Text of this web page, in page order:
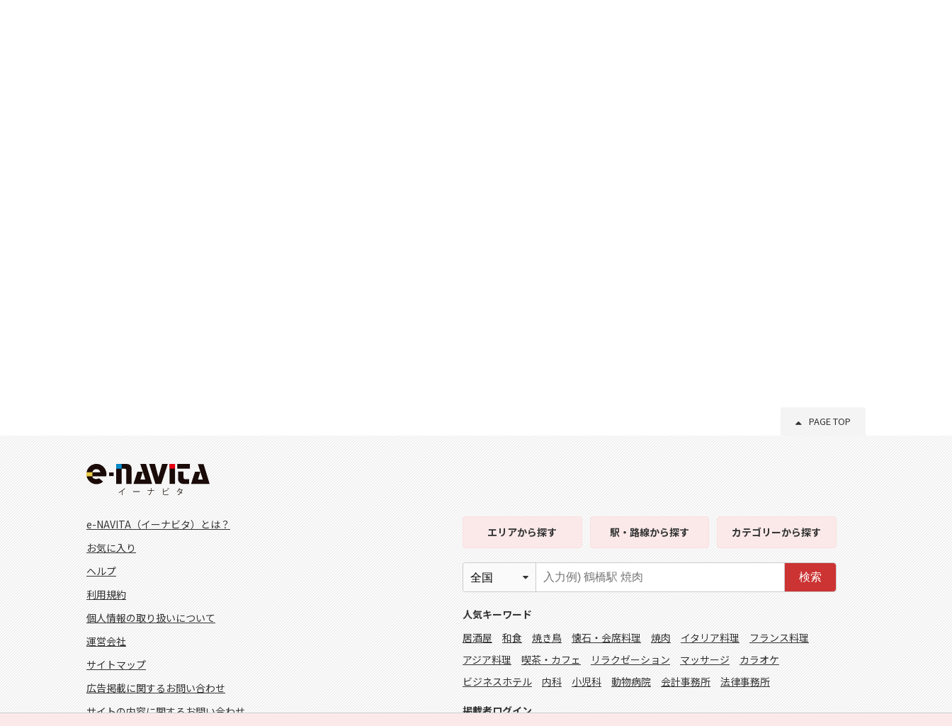
PAGE TOP
e-NAVITA（イーナビタ）とは？
お気に入り
ヘルプ
利用規約
個人情報の取り扱いについて
運営会社
サイトマップ
広告掲載に関するお問い合わせ
サイトの内容に関するお問い合わせ
エリアから探す 駅・路線から探す カテゴリーから探す
検索
人気キーワード
居酒屋
和食 焼き鳥 懐石・会席料理 焼肉 イタリア料理
フランス料理
アジア料理
喫茶・カフェ リラクゼーション マッサージ
カラオケ
ビジネスホテル
内科 小児科 動物病院 会計事務所 法律事務所
掲載者ログイン